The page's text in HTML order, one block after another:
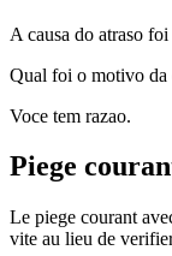
A causa do atraso
Qual foi o motivo da
Voce tem razao.
Piege
Le piege courant
vite au lieu de